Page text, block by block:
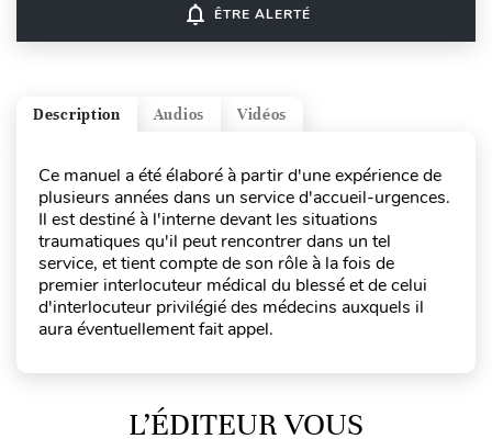
notifications_none ÊTRE ALERTÉ
Vidéos
Audios
Description
Ce manuel a été élaboré à partir d'une expérience de
plusieurs années dans un service d'accueil-urgences.
Il est destiné à l'interne devant les situations
traumatiques qu'il peut rencontrer dans un tel
service, et tient compte de son rôle à la fois de
premier interlocuteur médical du blessé et de celui
d'interlocuteur privilégié des médecins auxquels il
aura éventuellement fait appel.
L’ÉDITEUR VOUS